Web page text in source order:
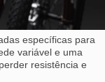
específicas para
variável e uma
resistência e